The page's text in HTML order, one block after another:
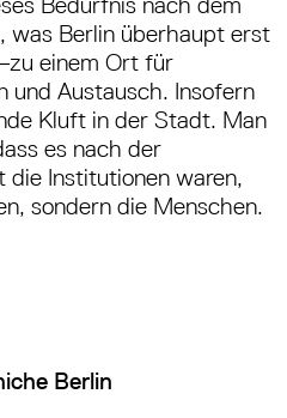
was Berlin überhaupt erst
einem Ort für
und Austausch. Insofern
Kluft in der Stadt. Man
es nach der
die Institutionen waren,
sondern die Menschen.
Berlin